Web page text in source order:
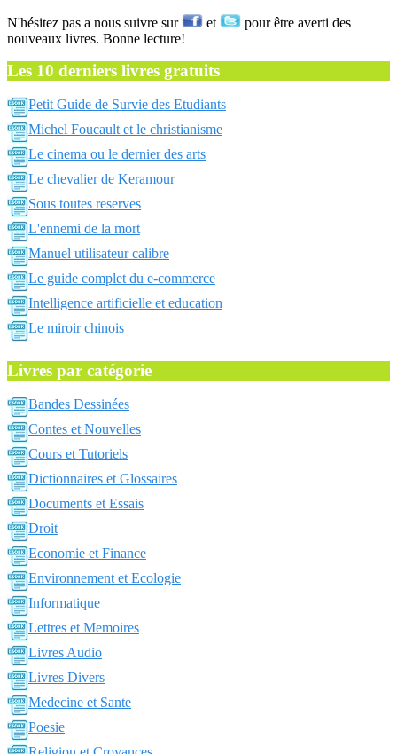
N'hésitez pas a nous suivre sur et
pour être averti des
nouveaux livres. Bonne lecture!
Les 10 derniers livres gratuits
Petit Guide de Survie des Etudiants
Michel Foucault et le christianisme
Le cinema ou le dernier des arts
Le chevalier de Keramour
Sous toutes reserves
L'ennemi de la mort
Manuel utilisateur calibre
Le guide complet du e-commerce
Intelligence artificielle et education
Le miroir chinois
Livres par catégorie
Bandes Dessinées
Contes et Nouvelles
Cours et Tutoriels
Dictionnaires et Glossaires
Documents et Essais
Droit
Economie et Finance
Environnement et Ecologie
Informatique
Lettres et Memoires
Livres Audio
Livres Divers
Medecine et Sante
Poesie